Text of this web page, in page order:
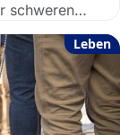
schweren
des Tierhalters
Leben